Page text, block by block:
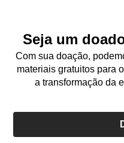
Seja um
Com sua doação,
materiais gratuitos para
a transformação da